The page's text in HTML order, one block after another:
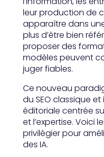
leur production de
apparaître dans
plus d’être bien
proposer des
modèles peuvent
juger fiables.
Ce nouveau
du SEO classique
éditoriale centrée
et l’expertise. Voici
privilégier pour
des IA.